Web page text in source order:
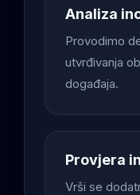
Analiza
Provodimo
utvrđivanja
događaja.
Provjera
Vrši se